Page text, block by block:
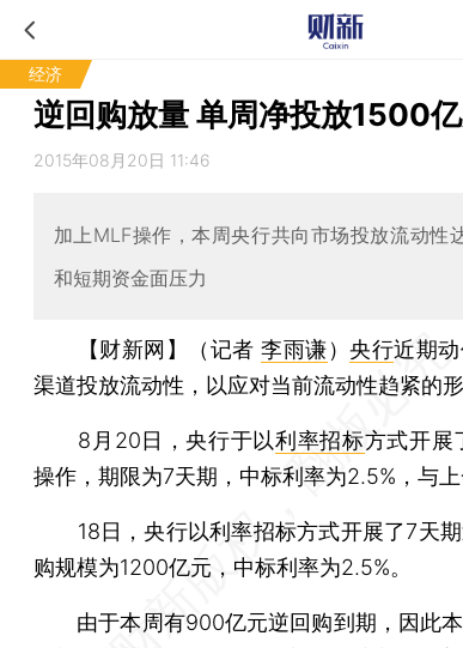
经济
逆回购放量 单周净投放1500
2015年08月20日 11:46
加上MLF操作，本周央行共向市场投放流动性
和短期资金面压力
【财新网】（记者李雨谦）央行近期
渠道投放流动性，以应对当前流动性趋紧的形
8月20日，央行于以利率招标方式开展
操作，期限为7天期，中标利率为2.5%，与上
18日，央行以利率招标方式开展了7天期
购规模为1200亿元，中标利率为2.5%。
由于本周有900亿元逆回购到期，因此本